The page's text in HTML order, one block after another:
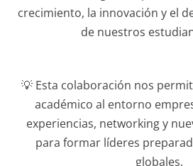
crecimiento, la innovación y el
de nuestros
💡 Esta colaboración nos
académico al entorno
experiencias, networking y
para formar líderes
globales.